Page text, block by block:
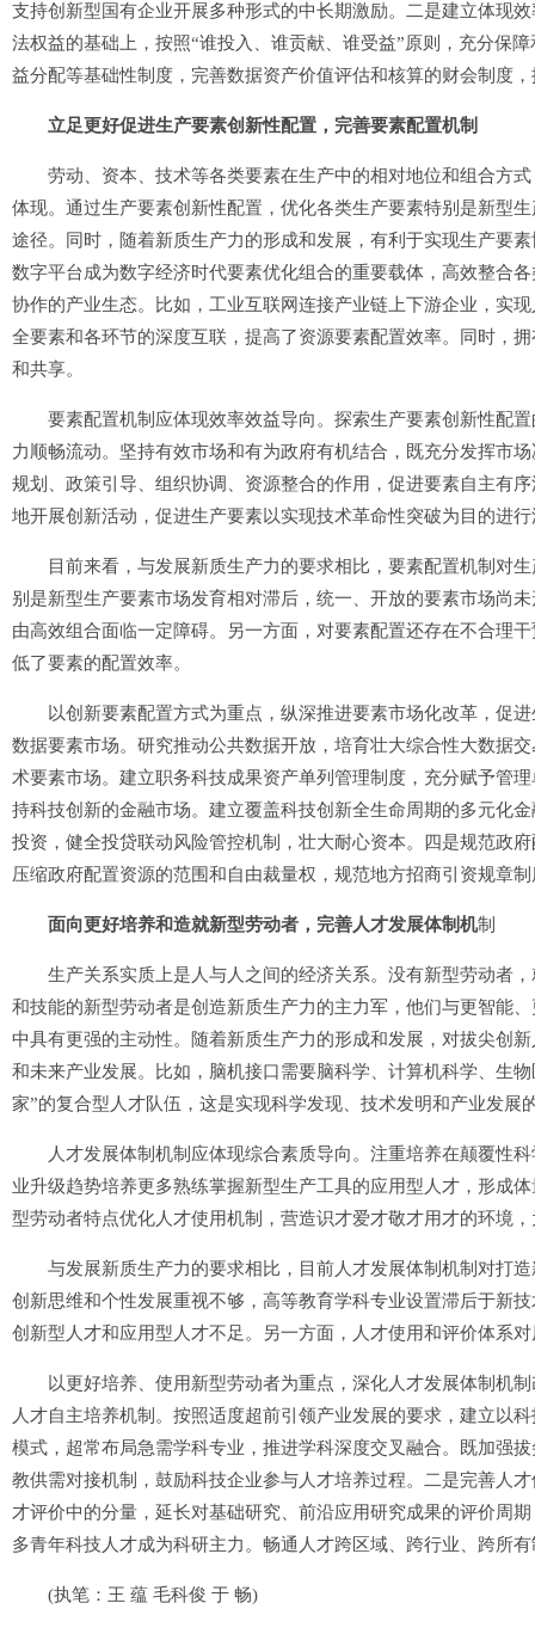
支持创新型国有企业开展多种形式的中长期激励。二是建立体现
法权益的基础上，按照“谁投入、谁贡献、谁受益”原则，充分保
益分配等基础性制度，完善数据资产价值评估和核算的财会制度
立足更好促进生产要素创新性配置，完善要素配置机制
劳动、资本、技术等各类要素在生产中的相对地位和组合方式
体现。通过生产要素创新性配置，优化各类生产要素特别是新型
途径。同时，随着新质生产力的形成和发展，有利于实现生产要
数字平台成为数字经济时代要素优化组合的重要载体，高效整合
协作的产业生态。比如，工业互联网连接产业链上下游企业，实
全要素和各环节的深度互联，提高了资源要素配置效率。同时，
和共享。
要素配置机制应体现效率效益导向。探索生产要素创新性配置
力顺畅流动。坚持有效市场和有为政府有机结合，既充分发挥市
规划、政策引导、组织协调、资源整合的作用，促进要素自主有
地开展创新活动，促进生产要素以实现技术革命性突破为目的进
目前来看，与发展新质生产力的要求相比，要素配置机制对生
别是新型生产要素市场发育相对滞后，统一、开放的要素市场尚
由高效组合面临一定障碍。另一方面，对要素配置还存在不合理
低了要素的配置效率。
以创新要素配置方式为重点，纵深推进要素市场化改革，促进
数据要素市场。研究推动公共数据开放，培育壮大综合性大数据
术要素市场。建立职务科技成果资产单列管理制度，充分赋予管
持科技创新的金融市场。建立覆盖科技创新全生命周期的多元化
投资，健全投贷联动风险管控机制，壮大耐心资本。四是规范政
压缩政府配置资源的范围和自由裁量权，规范地方招商引资规章
面向更好培养和造就新型劳动者，完善人才发展体制机制
生产关系实质上是人与人之间的经济关系。没有新型劳动者，
和技能的新型劳动者是创造新质生产力的主力军，他们与更智能
中具有更强的主动性。随着新质生产力的形成和发展，对拔尖创
和未来产业发展。比如，脑机接口需要脑科学、计算机科学、生
家”的复合型人才队伍，这是实现科学发现、技术发明和产业发展
人才发展体制机制应体现综合素质导向。注重培养在颠覆性科
业升级趋势培养更多熟练掌握新型生产工具的应用型人才，形成
型劳动者特点优化人才使用机制，营造识才爱才敬才用才的环境
与发展新质生产力的要求相比，目前人才发展体制机制对打造
创新思维和个性发展重视不够，高等教育学科专业设置滞后于新
创新型人才和应用型人才不足。另一方面，人才使用和评价体系
以更好培养、使用新型劳动者为重点，深化人才发展体制机制
人才自主培养机制。按照适度超前引领产业发展的要求，建立以
模式，超常布局急需学科专业，推进学科深度交叉融合。既加强
教供需对接机制，鼓励科技企业参与人才培养过程。二是完善人
才评价中的分量，延长对基础研究、前沿应用研究成果的评价周
多青年科技人才成为科研主力。畅通人才跨区域、跨行业、跨所
(执笔：王 蕴 毛科俊 于 畅)